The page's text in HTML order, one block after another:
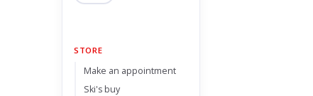
STORE
Make an appointment
Ski's buy